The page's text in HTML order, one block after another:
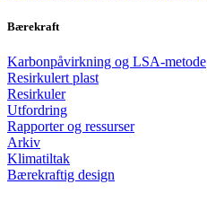
Bærekraft
Karbonpåvirkning og LSA-metode
Resirkulert plast
Resirkuler
Utfordring
Rapporter og ressurser
Arkiv
Klimatiltak
Bærekraftig design